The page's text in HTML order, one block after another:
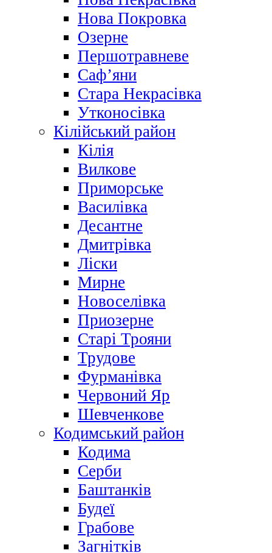
Нова Покровка
Озерне
Першотравневе
Саф’яни
Стара Некрасівка
Утконосівка
Кілійський район
Кілія
Вилкове
Приморське
Василівка
Десантне
Дмитрівка
Ліски
Мирне
Новоселівка
Приозерне
Старі Трояни
Трудове
Фурманівка
Червоний Яр
Шевченкове
Кодимський район
Кодима
Серби
Баштанків
Будеї
Грабове
Загнітків